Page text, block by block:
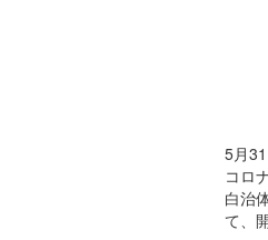
5月
コロ
白治
て、